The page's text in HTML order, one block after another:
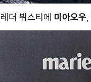
, 레더 뷔스티에 미아오우